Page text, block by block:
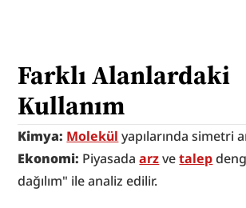
Farklı Alanlardaki
Kullanım
Kimya: Molekül yapılarında simetri
Ekonomi: Piyasada arz ve talep
dağılım" ile analiz edilir.